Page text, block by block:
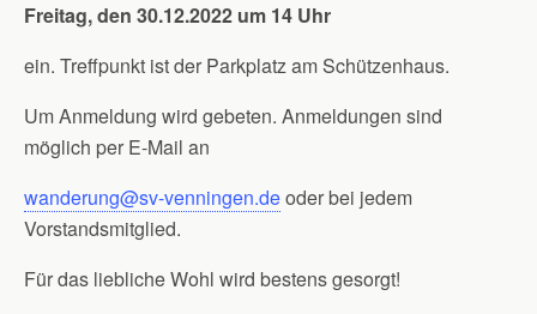
Freitag, den 30.12.2022 um 14 Uhr
ein. Treffpunkt ist der Parkplatz am Schützenhaus.
Um Anmeldung wird gebeten. Anmeldungen sind
möglich per E-Mail an
wanderung@sv-venningen.deoder bei jedem
Vorstandsmitglied.
Für das liebliche Wohl wird bestens gesorgt!